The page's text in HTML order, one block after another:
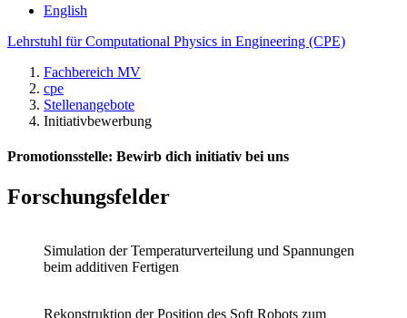
English
Lehrstuhl für Computational Physics in Engineering (CPE)
Fachbereich MV
cpe
Stellenangebote
Initiativbewerbung
Promotionsstelle: Bewirb dich initiativ bei uns
Forschungsfelder
Simulation der Temperaturverteilung und Spannungen
beim additiven Fertigen
Rekonstruktion der Position des Soft Robots zum